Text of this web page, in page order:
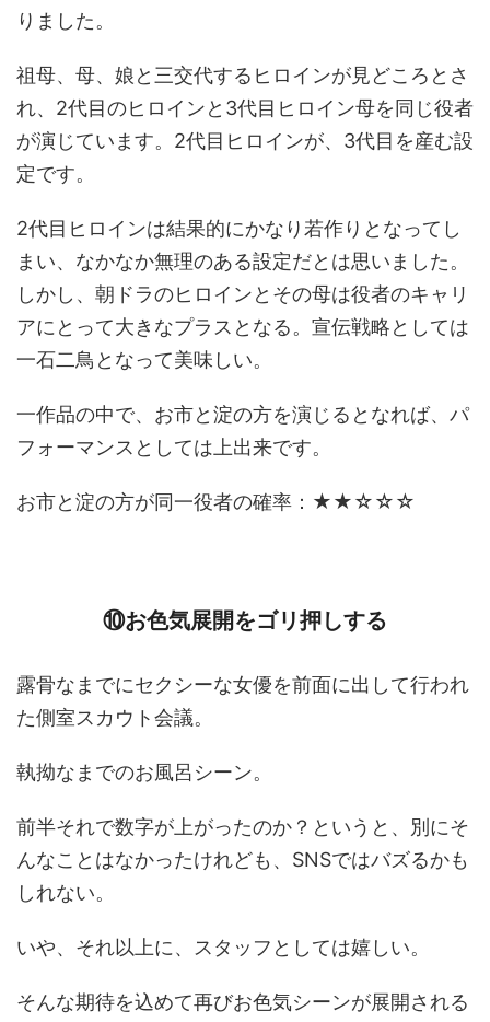
りました。
祖母、母、娘と三交代するヒロインが見どころとさ
れ、2代目のヒロインと3代目ヒロイン母を同じ役者
が演じています。2代目ヒロインが、3代目を産む設
定です。
2代目ヒロインは結果的にかなり若作りとなってし
まい、なかなか無理のある設定だとは思いました。
しかし、朝ドラのヒロインとその母は役者のキャリ
アにとって大きなプラスとなる。宣伝戦略としては
一石二鳥となって美味しい。
一作品の中で、お市と淀の方を演じるとなれば、パ
フォーマンスとしては上出来です。
お市と淀の方が同一役者の確率：★★☆☆☆
⑩お色気展開をゴリ押しする
露骨なまでにセクシーな女優を前面に出して行われ
た側室スカウト会議。
執拗なまでのお風呂シーン。
前半それで数字が上がったのか？というと、別にそ
んなことはなかったけれども、SNSではバズるかも
しれない。
いや、それ以上に、スタッフとしては嬉しい。
そんな期待を込めて再びお色気シーンが展開される